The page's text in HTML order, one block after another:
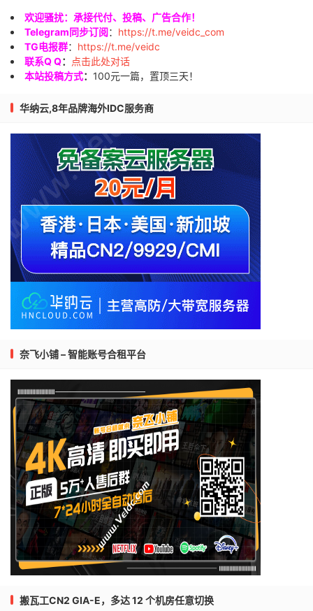
欢迎骚扰：承接代付、投稿、广告合作！
Telegram同步订阅： https://t.me/veidc_com
TG电报群： https://t.me/veidc
联系Q Q：
点击此处对话
本站投稿方式： 100元一篇，置顶三天！
华纳云,8年品牌海外IDC服务商
奈飞小铺 – 智能账号合租平台
搬瓦工CN2 GIA-E，多达 12 个机房任意切换